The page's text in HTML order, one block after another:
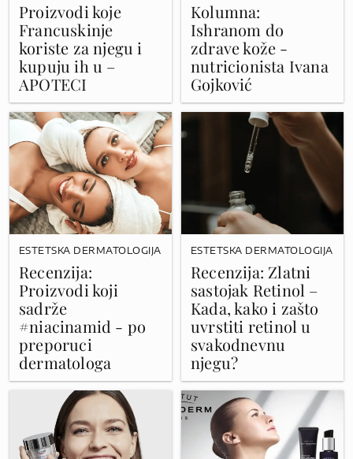
Proizvodi koje
Francuskinje
koriste za njegu i
kupuju ih u –
APOTECI
Kolumna:
Ishranom do
zdrave kože -
nutricionista Ivana
Gojković
Recenzija:
Proizvodi koji
sadrže
#niacinamid - po
preporuci
dermatologa
ESTETSKA DERMATOLOGIJA
Recenzija: Zlatni
sastojak Retinol –
Kada, kako i zašto
uvrstiti retinol u
svakodnevnu
njegu?
ESTETSKA DERMATOLOGIJA